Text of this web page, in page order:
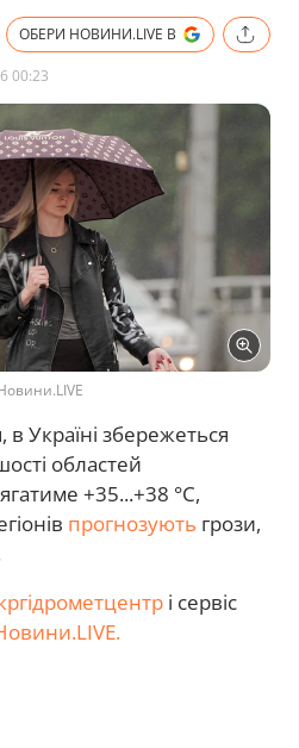
ОБЕРИ НОВИНИ.LIVE В
00:23
Україні збережеться
областей
+35...+38 °C,
прогнозують грози,
і сервіс